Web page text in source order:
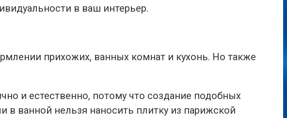
в ваш интерьер.
прихожих, ванных комнат и кухонь. Но также
и естественно, потому что создание подобных
в ванной нельзя наносить плитку из парижской